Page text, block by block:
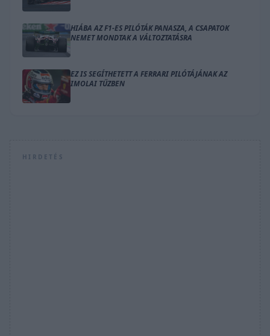
HIÁBA AZ F1-ES PILÓTÁK PANASZA, A CSAPATOK
NEMET MONDTAK A VÁLTOZTATÁSRA
EZ IS SEGÍTHETETT A FERRARI PILÓTÁJÁNAK AZ
IMOLAI TŰZBEN
HIRDETÉS